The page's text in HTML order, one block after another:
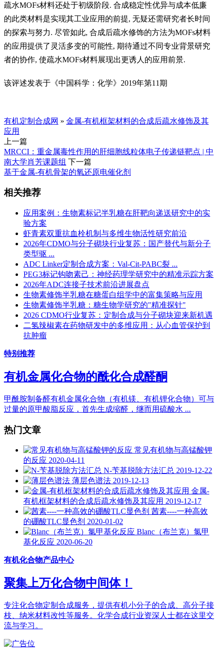
疏水MOFs材料还处于初级阶段. 合成稳定性优异与成本低廉
的此类材料是实现其工业应用的前提, 无疑还需研究者长时间
的探索与努力. 尽管如此, 合成后疏水修饰的方法为MOFs材料
的应用提供了灵活多变的可能性, 期待通过不同专业背景研究
者的协作, 使疏水MOFs材料展现出更诱人的应用前景.
该评述发表于《中国科学：化学》2019年第11期
有机定制合成网 » 金属-有机框架材料的合成后疏水修饰及其
应用
上一篇
MRCCI：重金属毒性作用的肝细胞线粒体电子传递链靶点 | 中
南大学肖芳课题组 下一篇
基于金属-有机骨架的氧还原电催化剂
相关推荐
应用案例：生物素标记半乳糖在肝靶向递送研究中的实
验方案
虾青素双重抗血栓机制与多维生物活性研究前沿
2026年CDMO与分子砌块行业复苏：国产替代与新分子
类型驱 ...
ADC Linker定制合成方案：Val-Cit-PABC裂 ...
PEG3标记钩吻素己：神经药理学研究中的精准示踪方案
2026年ADC连接子技术前沿进展盘点
生物素修饰半乳糖在糖蛋白组学中的富集策略与应用
生物素修饰半乳糖：糖生物学研究的"精准探针"
2026 CDMO行业复苏：定制合成与分子砌块迎来新机遇
二氢辣椒素在药物研发中的多维应用：从心血管保护到
抗肿瘤
特别推荐
有机金属化合物的酰化合成醛酮
甲酰胺制备醛有机金属化合物（有机镁、有机锂化合物）可与
过量的原甲酸脂反应，首先生成缩醛，继而用硫酸水 ...
热门文章
常见有机物与高锰酸钾
的反应 2020-04-11
N-苄基脱除方法汇总 2019-12-22
薄层色谱法 2019-12-13
金属-
有机框架材料的合成后疏水修饰及其应用 2019-12-17
茜素----一种高效
的硼酸TLC显色剂 2020-01-02
Blanc（布兰克）氯甲
基化反应 2020-06-20
有机化合物产品中心
聚集上万化合物中间体！
专注化合物定制合成服务，提供有机小分子的合成、高分子接
枝、纳米材料改性等服务。化学合成行业资深人士都在这里交
流与学习。